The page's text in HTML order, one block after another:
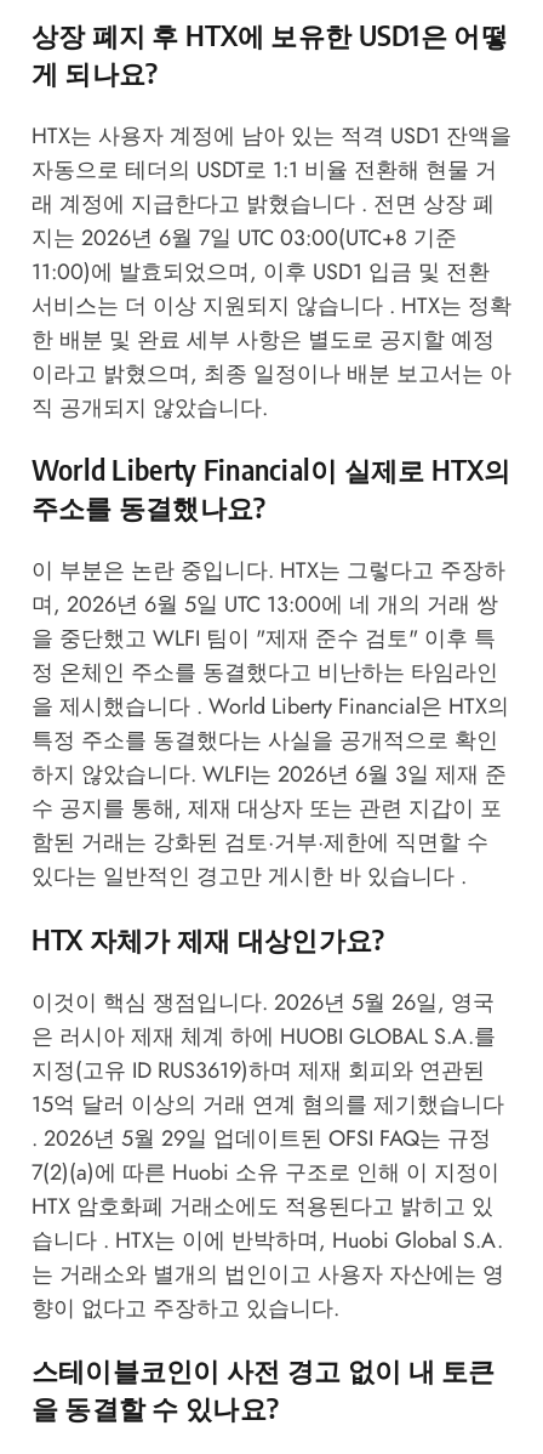
상장 폐지 후 HTX에 보유한 USD1은 어떻
게 되나요?
HTX는 사용자 계정에 남아 있는 적격 USD1 잔액을
자동으로 테더의 USDT로 1:1 비율 전환해 현물 거
래 계정에 지급한다고 밝혔습니다 . 전면 상장 폐
지는 2026년 6월 7일 UTC 03:00(UTC+8 기준
11:00)에 발효되었으며, 이후 USD1 입금 및 전환
서비스는 더 이상 지원되지 않습니다 . HTX는 정확
한 배분 및 완료 세부 사항은 별도로 공지할 예정
이라고 밝혔으며, 최종 일정이나 배분 보고서는 아
직 공개되지 않았습니다.
World Liberty Financial이 실제로 HTX의
주소를 동결했나요?
이 부분은 논란 중입니다. HTX는 그렇다고 주장하
며, 2026년 6월 5일 UTC 13:00에 네 개의 거래 쌍
을 중단했고 WLFI 팀이 "제재 준수 검토" 이후 특
정 온체인 주소를 동결했다고 비난하는 타임라인
을 제시했습니다 . World Liberty Financial은 HTX의
특정 주소를 동결했다는 사실을 공개적으로 확인
하지 않았습니다. WLFI는 2026년 6월 3일 제재 준
수 공지를 통해, 제재 대상자 또는 관련 지갑이 포
함된 거래는 강화된 검토·거부·제한에 직면할 수
있다는 일반적인 경고만 게시한 바 있습니다 .
HTX 자체가 제재 대상인가요?
이것이 핵심 쟁점입니다. 2026년 5월 26일, 영국
은 러시아 제재 체계 하에 HUOBI GLOBAL S.A.를
지정(고유 ID RUS3619)하며 제재 회피와 연관된
15억 달러 이상의 거래 연계 혐의를 제기했습니다
. 2026년 5월 29일 업데이트된 OFSI FAQ는 규정
7(2)(a)에 따른 Huobi 소유 구조로 인해 이 지정이
HTX 암호화폐 거래소에도 적용된다고 밝히고 있
습니다 . HTX는 이에 반박하며, Huobi Global S.A.
는 거래소와 별개의 법인이고 사용자 자산에는 영
향이 없다고 주장하고 있습니다.
스테이블코인이 사전 경고 없이 내 토큰
을 동결할 수 있나요?